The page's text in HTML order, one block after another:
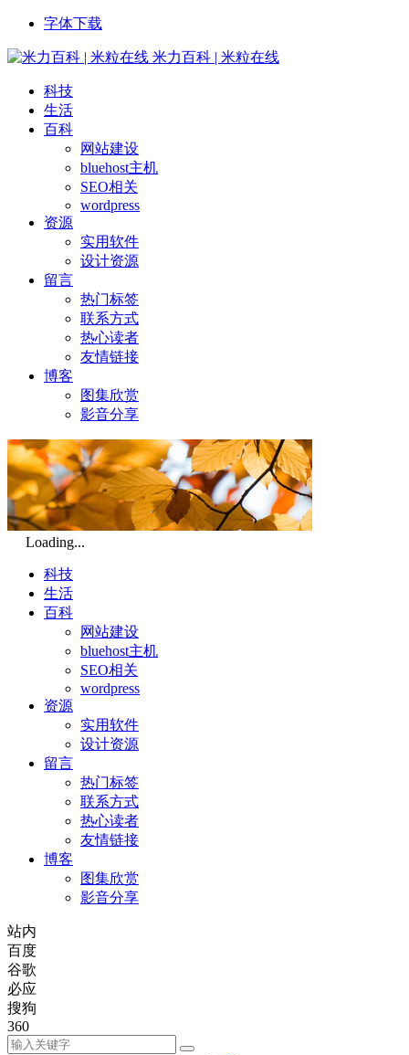
字体下载
米力百科 | 米粒在线
科技
生活
百科
网站建设
bluehost主机
SEO相关
wordpress
资源
实用软件
设计资源
留言
热门标签
联系方式
热心读者
友情链接
博客
图集欣赏
影音分享
Loading...
科技
生活
百科
网站建设
bluehost主机
SEO相关
wordpress
资源
实用软件
设计资源
留言
热门标签
联系方式
热心读者
友情链接
博客
图集欣赏
影音分享
站内
百度
谷歌
必应
搜狗
360